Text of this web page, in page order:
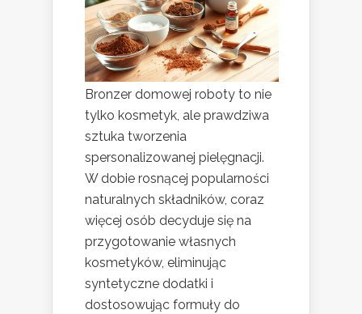
Bronzer domowej roboty to nie
tylko kosmetyk, ale prawdziwa
sztuka tworzenia
spersonalizowanej pielęgnacji.
W dobie rosnącej popularności
naturalnych składników, coraz
więcej osób decyduje się na
przygotowanie własnych
kosmetyków, eliminując
syntetyczne dodatki i
dostosowując formuły do